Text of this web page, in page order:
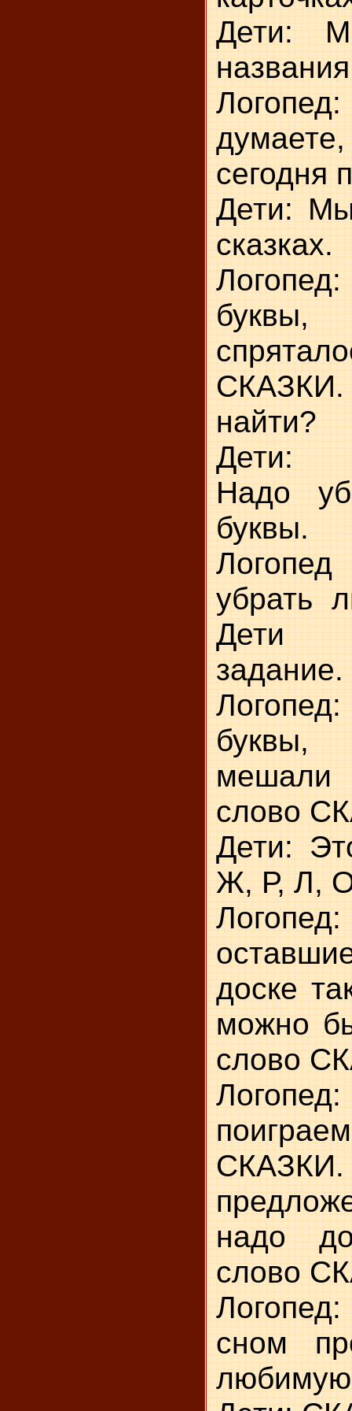
Дети:
сегодня
Дети:
сказках.
найти?
Дети:
Надо
буквы.
убрать
Дети
задание.
слово
Дети:
Ж, Р, Л,
доске
можно
слово
надо
слово
сном